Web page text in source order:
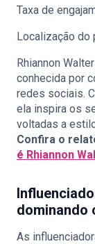
Taxa de
Localização do
Rhiannon
conhecida por
redes sociais.
ela inspira os
voltadas a
Confira o
é Rhiannon
dominando
As